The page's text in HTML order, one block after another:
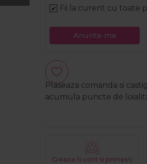
Fii la curent cu toate
Anunta-ma
Plaseaza comanda si
acumula puncte de
Creaza-ti cont si primesti